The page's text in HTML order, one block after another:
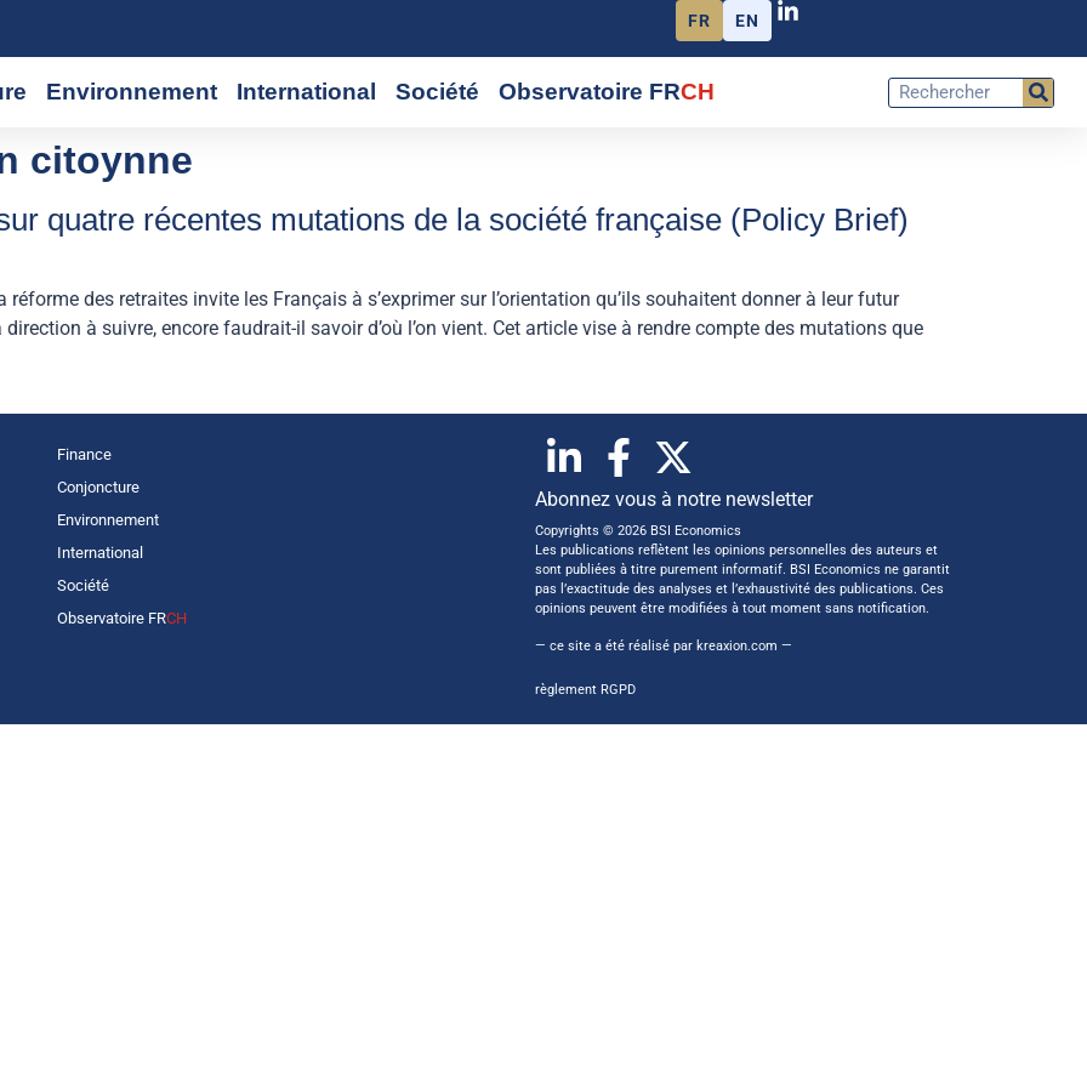
FR EN
Environnement International Société Observatoire FRCH
citoynne
quatre récentes mutations de la société française (Policy Brief)
des retraites invite les Français à s’exprimer sur l’orientation qu’ils souhaitent donner à leur futur
à suivre, encore faudrait-il savoir d’où l’on vient. Cet article vise à rendre compte des mutations que
Finance
Conjoncture
Environnement
International
Société
Observatoire FRCH
Abonnez vous à notre newsletter
Copyrights © 2026 BSI Economics
Les publications reflètent les opinions personnelles des auteurs et
sont publiées à titre purement informatif. BSI Economics ne garantit
pas l’exactitude des analyses et l’exhaustivité des publications. Ces
opinions peuvent être modifiées à tout moment sans notification.
— ce site a été réalisé par kreaxion.com —
règlement RGPD